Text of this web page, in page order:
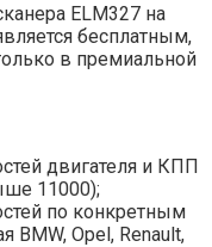
ELM327 на
бесплатным,
в премиальной
двигателя и КПП
11000);
по конкретным
BMW, Opel, Renault,